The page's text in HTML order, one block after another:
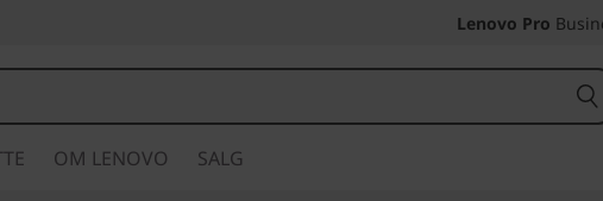
Lenovo Pro
OM LENOVO SALG